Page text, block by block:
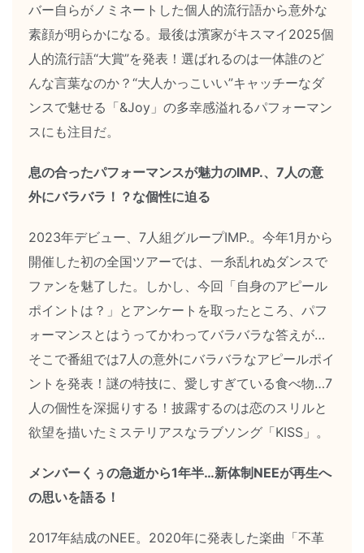
バー自らがノミネートした個人的流行語から意外な
素顔が明らかになる。最後は濱家がキスマイ2025個
人的流行語“大賞”を発表！選ばれるのは一体誰のど
んな言葉なのか？“大人かっこいい”キャッチーなダ
ンスで魅せる「&Joy」の多幸感溢れるパフォーマン
スにも注目だ。
息の合ったパフォーマンスが魅力のIMP.、7人の意
外にバラバラ！？な個性に迫る
2023年デビュー、7人組グループIMP.。今年1月から
開催した初の全国ツアーでは、一糸乱れぬダンスで
ファンを魅了した。しかし、今回「自身のアピール
ポイントは？」とアンケートを取ったところ、パフ
ォーマンスとはうってかわってバラバラな答えが…
そこで番組では7人の意外にバラバラなアピールポイ
ントを発表！謎の特技に、愛しすぎている食べ物…7
人の個性を深掘りする！披露するのは恋のスリルと
欲望を描いたミステリアスなラブソング「KISS」。
メンバーくぅの急逝から1年半…新体制NEEが再生へ
の思いを語る！
2017年結成のNEE。2020年に発表した楽曲「不革